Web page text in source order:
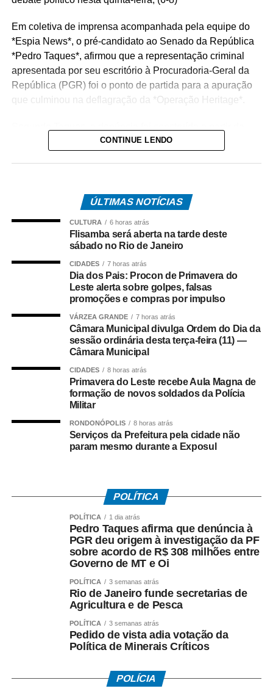
Em coletiva de imprensa acompanhada pela equipe do
*Espia News*, o pré-candidato ao Senado da República
*Pedro Taques*, afirmou que a representação criminal
apresentada por seu escritório à Procuradoria-Geral da
República (PGR) foi o ponto de partida para a apuração
que culminou na deflagração da *Operação Heritage*.
análise de documentos que, na avaliação dele, apontam
*Como surgiu o caso*
O acordo investigado envolve uma disputa tributária entre
o Governo de Mato Grosso e a Oi S.A., encerrada por
meio de um acordo administrativo que movimentou cerca
Na coletiva, Pedro Taques afirmou que o Estado possuía
decisões judiciais favoráveis e que, por isso, não haveria
fundamento jurídico para a celebração do acordo da
forma como ocorreu. Segundo ele, a legislação estadual
que criou a Câmara de Resolução Consensual de
Conflitos, a *Consenso-MT*, não autorizaria esse tipo de
negociação envolvendo créditos tributários.
O ex-governador também disse que sua equipe
suspeitas envolvendo fundos de investimento ligados aos
valores pagos no acordo. As informações foram reunidas
*O que disse Pedro Taques*
Durante a coletiva, Taques fez duras críticas ao acordo
firmado pelo Governo do Estado e afirmou que:
– *A investigação da PF teve origem* na representação
– *O acordo com a Oi foi ilegal*, em sua avaliação;
– *Houve falhas nos critérios* utilizados para definir os
– *O fluxo dos recursos públicos precisa ser esclarecido*
pelas autoridades responsáveis.
O ex-governador destacou ainda que as medidas
cautelares da Operação Heritage foram autorizadas pelo
CONTINUE LENDO
ÚLTIMAS NOTÍCIAS
CULTURA 6 horas atrás
Flisamba será aberta na tarde deste
sábado no Rio de Janeiro
CIDADES 7 horas atrás
Dia dos Pais: Procon de Primavera do
Leste alerta sobre golpes, falsas
promoções e compras por impulso
VÁRZEA GRANDE 7 horas atrás
Câmara Municipal divulga Ordem do Dia da
sessão ordinária desta terça-feira (11) —
Câmara Municipal
CIDADES 8 horas atrás
Primavera do Leste recebe Aula Magna de
formação de novos soldados da Polícia
Militar
RONDONÓPOLIS 8 horas atrás
Serviços da Prefeitura pela cidade não
param mesmo durante a Exposul
POLÍTICA
POLÍTICA 1 dia atrás
Pedro Taques afirma que denúncia à
PGR deu origem à investigação da PF
sobre acordo de R$ 308 milhões entre
Governo de MT e Oi
POLÍTICA 3 semanas atrás
Rio de Janeiro funde secretarias de
Agricultura e de Pesca
POLÍTICA 3 semanas atrás
Pedido de vista adia votação da
Política de Minerais Críticos
POLÍCIA